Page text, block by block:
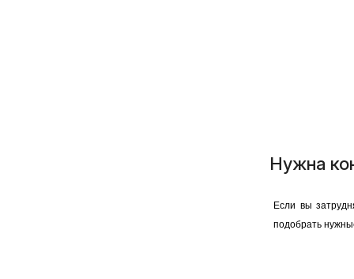
Нужна
Если вы
подобрать